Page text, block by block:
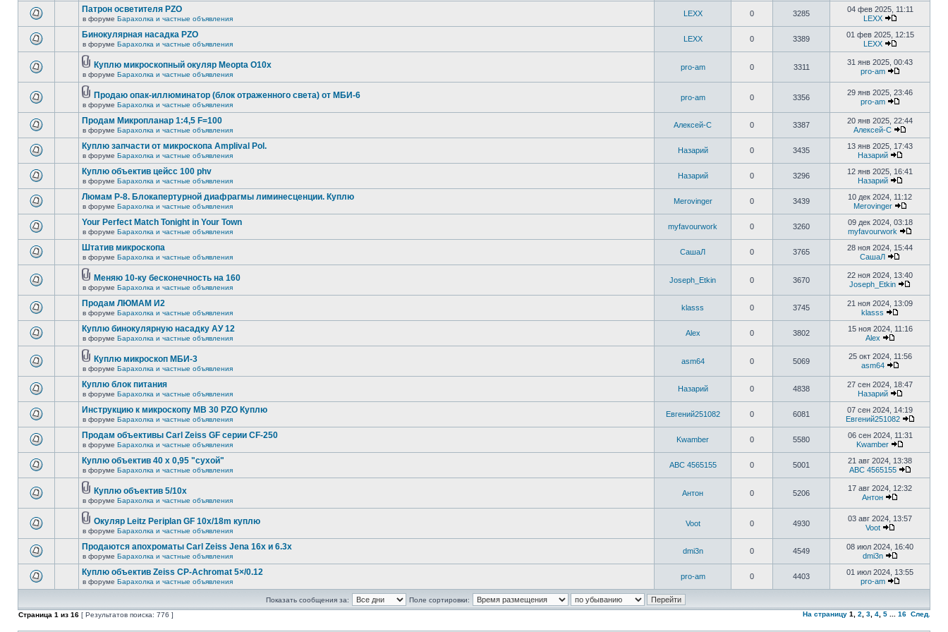
Патрон осветителя PZO
в форуме Барахолка и частные объявления
LEXX 0 3285
04 фев 2025, 11:11
LEXX
Бинокулярная насадка PZO
в форуме Барахолка и частные объявления
LEXX 0 3389
01 фев 2025, 12:15
LEXX
Куплю микроскопный окуляр Meopta O10x
в форуме Барахолка и частные объявления
pro-am 0 3311
31 янв 2025, 00:43
pro-am
Продаю опак-иллюминатор (блок отраженного света) от МБИ-6
в форуме Барахолка и частные объявления
pro-am 0 3356
29 янв 2025, 23:46
pro-am
Продам Микропланар 1:4,5 F=100
в форуме Барахолка и частные объявления
Алексей-С 0 3387
20 янв 2025, 22:44
Алексей-С
Куплю запчасти от микроскопа Amplival Pol.
в форуме Барахолка и частные объявления
Назарий 0 3435
13 янв 2025, 17:43
Назарий
Куплю объектив цейсс 100 phv
в форуме Барахолка и частные объявления
Назарий 0 3296
12 янв 2025, 16:41
Назарий
Люмам Р-8. Блокапертурной диафрагмы лиминесценции. Куплю
в форуме Барахолка и частные объявления
Merovinger 0 3439
10 дек 2024, 11:12
Merovinger
Your Perfect Match Tonight in Your Town
в форуме Барахолка и частные объявления
myfavourwork 0 3260
09 дек 2024, 03:18
myfavourwork
Штатив микроскопа
в форуме Барахолка и частные объявления
СашаЛ 0 3765
28 ноя 2024, 15:44
СашаЛ
Меняю 10-ку бесконечность на 160
в форуме Барахолка и частные объявления
Joseph_Etkin 0 3670
22 ноя 2024, 13:40
Joseph_Etkin
Продам ЛЮМАМ И2
в форуме Барахолка и частные объявления
klasss 0 3745
21 ноя 2024, 13:09
klasss
Куплю бинокулярную насадку АУ 12
в форуме Барахолка и частные объявления
Alex 0 3802
15 ноя 2024, 11:16
Alex
Куплю микроскоп МБИ-3
в форуме Барахолка и частные объявления
asm64 0 5069
25 окт 2024, 11:56
asm64
Куплю блок питания
в форуме Барахолка и частные объявления
Назарий 0 4838
27 сен 2024, 18:47
Назарий
Инструкцию к микроскопу MB 30 PZO Куплю
в форуме Барахолка и частные объявления
Евгений251082 0 6081
07 сен 2024, 14:19
Евгений251082
Продам объективы Carl Zeiss GF серии CF-250
в форуме Барахолка и частные объявления
Kwamber 0 5580
06 сен 2024, 11:31
Kwamber
Куплю объектив 40 х 0,95 "сухой"
в форуме Барахолка и частные объявления
ABC 4565155 0 5001
21 авг 2024, 13:38
ABC 4565155
Куплю объектив 5/10х
в форуме Барахолка и частные объявления
Антон 0 5206
17 авг 2024, 12:32
Антон
Окуляр Leitz Periplan GF 10x/18m куплю
в форуме Барахолка и частные объявления
Voot 0 4930
03 авг 2024, 13:57
Voot
Продаются апохроматы Carl Zeiss Jena 16x и 6.3x
в форуме Барахолка и частные объявления
dmi3n 0 4549
08 июл 2024, 16:40
dmi3n
Куплю объектив Zeiss CP-Achromat 5×/0.12
в форуме Барахолка и частные объявления
pro-am 0 4403
01 июл 2024, 13:55
pro-am
Показать сообщения за:
Поле сортировки:
Страница 1 из 16 [ Результатов поиска: 776 ] На страницу 1 2 3 4 5 16 След.